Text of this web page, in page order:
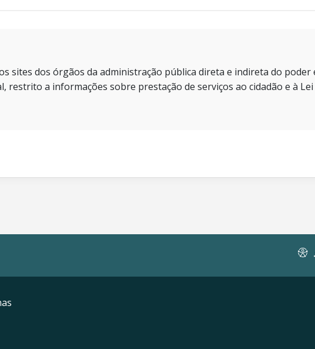
sites dos órgãos da administração pública direta e indireta do poder
a informações sobre prestação de serviços ao cidadão e à Lei